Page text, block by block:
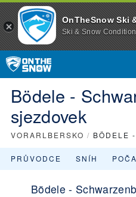
OnTheSnow Ski
Ski & Snow
Bödele -
sjezdovek
VORARLBERSKO / BÖDELE
PRŮVODCE SNÍH
Bödele -